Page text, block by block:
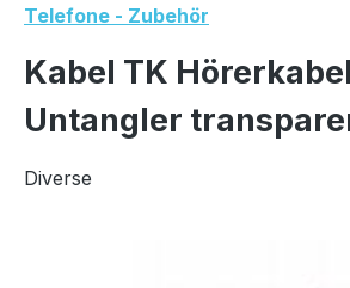
Telefone - Zubehör
Kabel TK
Untangler
Diverse